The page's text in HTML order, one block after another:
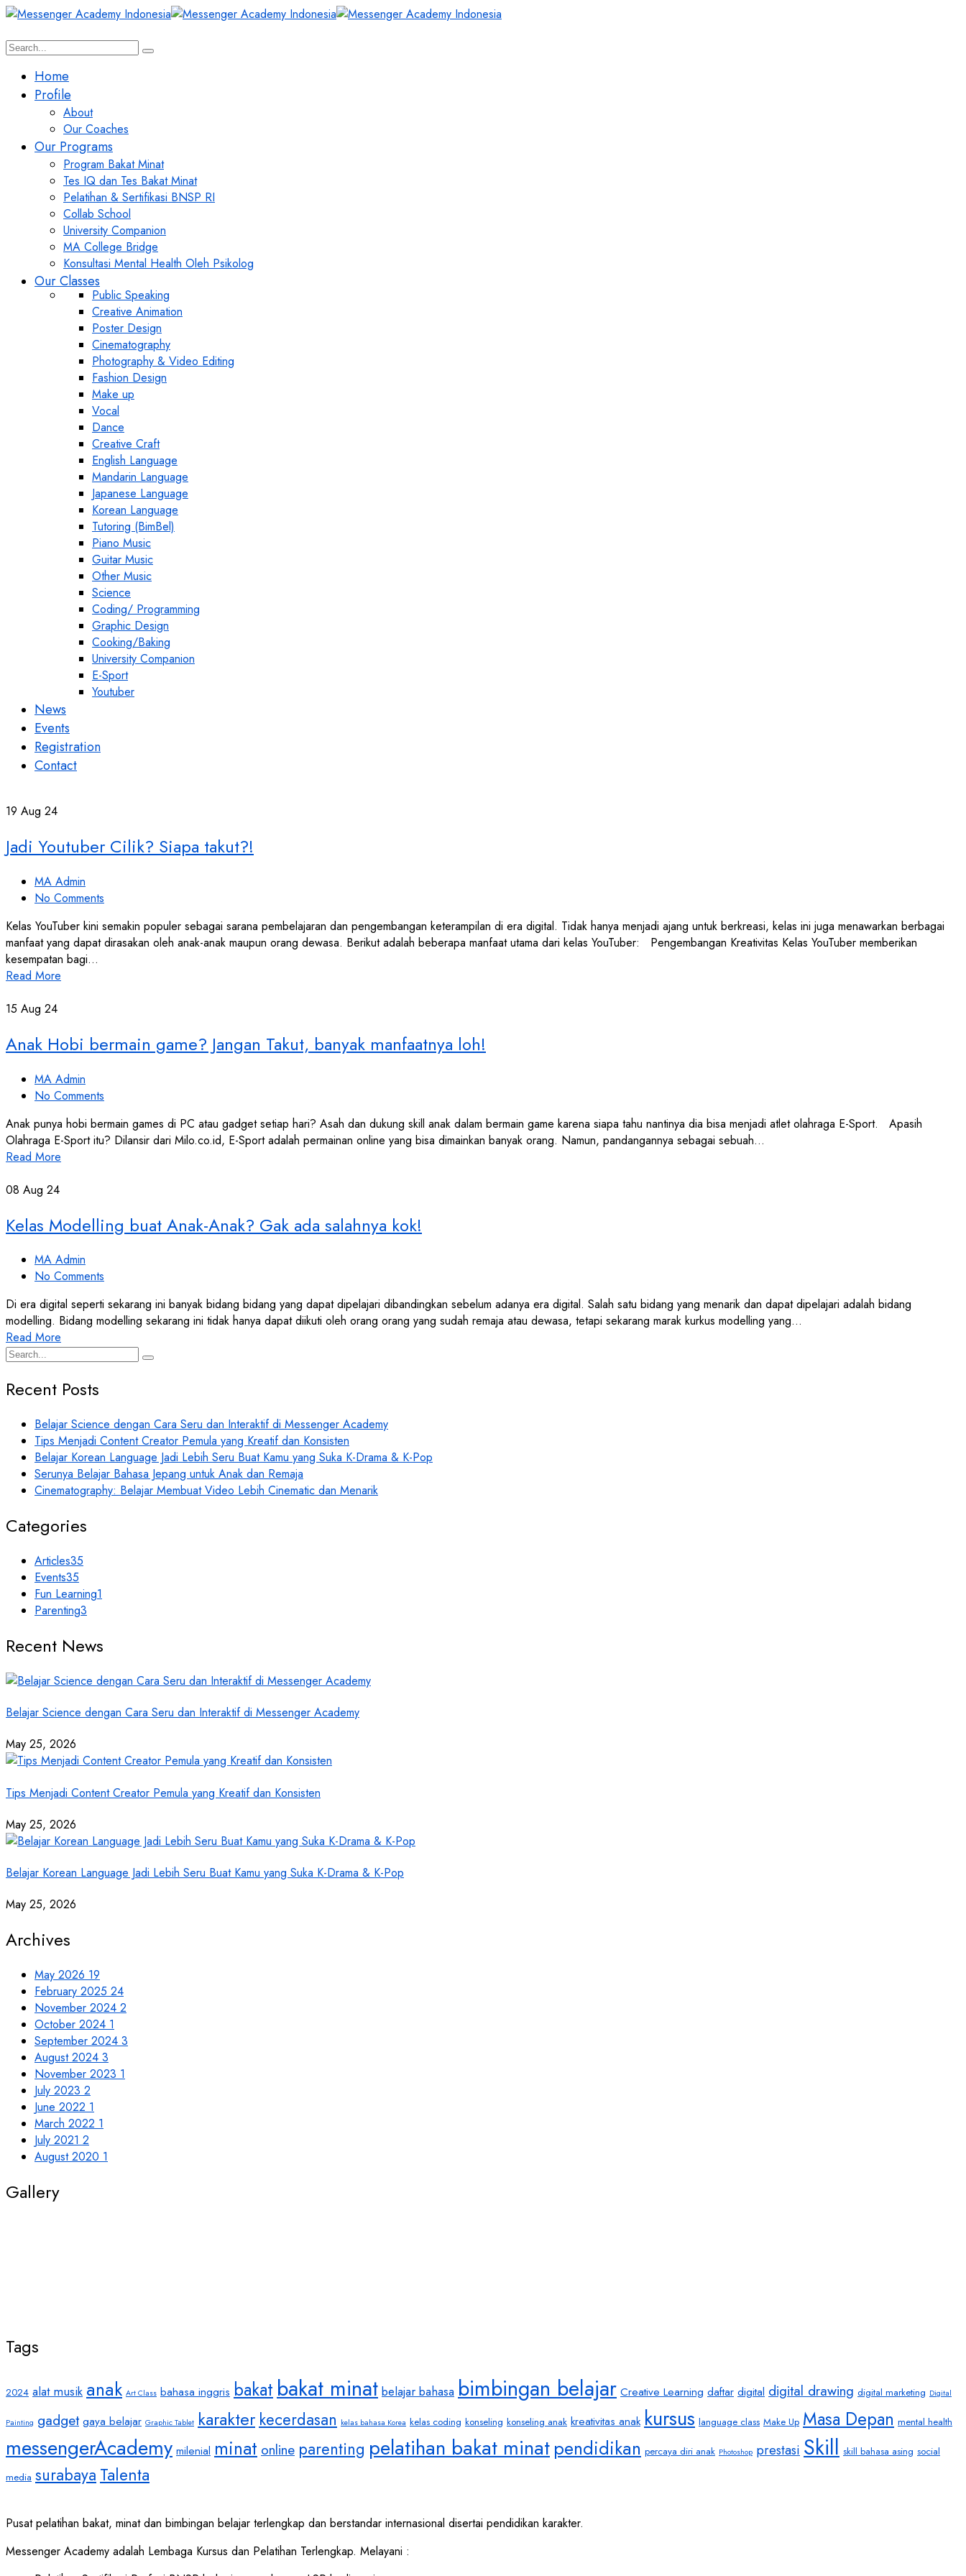
Home
Profile
About
Our Coaches
Our Programs
Program Bakat Minat
Tes IQ dan Tes Bakat Minat
Pelatihan & Sertifikasi BNSP RI
Collab School
University Companion
MA College Bridge
Konsultasi Mental Health Oleh Psikolog
Our Classes
Public Speaking
Creative Animation
Poster Design
Cinematography
Photography & Video Editing
Fashion Design
Make up
Vocal
Dance
Creative Craft
English Language
Mandarin Language
Japanese Language
Korean Language
Tutoring (BimBel)
Piano Music
Guitar Music
Other Music
Science
Coding/ Programming
Graphic Design
Cooking/Baking
University Companion
E-Sport
Youtuber
News
Events
Registration
Contact
19 Aug 24
Jadi Youtuber Cilik? Siapa takut?!
MA Admin
No Comments
Kelas YouTuber kini semakin populer sebagai sarana pembelajaran dan pengembangan keterampilan di era digital. Tidak hanya menjadi ajang untuk berkreasi, kelas ini juga menawarkan berbagai
manfaat yang dapat dirasakan oleh anak-anak maupun orang dewasa. Berikut adalah beberapa manfaat utama dari kelas YouTuber: Pengembangan Kreativitas Kelas YouTuber memberikan
kesempatan bagi…
Read More
15 Aug 24
Anak Hobi bermain game? Jangan Takut, banyak manfaatnya loh!
MA Admin
No Comments
Anak punya hobi bermain games di PC atau gadget setiap hari? Asah dan dukung skill anak dalam bermain game karena siapa tahu nantinya dia bisa menjadi atlet olahraga E-Sport. Apasih
Olahraga E-Sport itu? Dilansir dari Milo.co.id, E-Sport adalah permainan online yang bisa dimainkan banyak orang. Namun, pandangannya sebagai sebuah…
Read More
08 Aug 24
Kelas Modelling buat Anak-Anak? Gak ada salahnya kok!
MA Admin
No Comments
Di era digital seperti sekarang ini banyak bidang bidang yang dapat dipelajari dibandingkan sebelum adanya era digital. Salah satu bidang yang menarik dan dapat dipelajari adalah bidang
modelling. Bidang modelling sekarang ini tidak hanya dapat diikuti oleh orang orang yang sudah remaja atau dewasa, tetapi sekarang marak kurkus modelling yang…
Read More
Recent Posts
Belajar Science dengan Cara Seru dan Interaktif di Messenger Academy
Tips Menjadi Content Creator Pemula yang Kreatif dan Konsisten
Belajar Korean Language Jadi Lebih Seru Buat Kamu yang Suka K-Drama & K-Pop
Serunya Belajar Bahasa Jepang untuk Anak dan Remaja
Cinematography: Belajar Membuat Video Lebih Cinematic dan Menarik
Categories
Articles35
Events35
Fun Learning1
Parenting3
Recent News
Belajar Science dengan Cara Seru dan Interaktif di Messenger Academy
May 25, 2026
Tips Menjadi Content Creator Pemula yang Kreatif dan Konsisten
May 25, 2026
Belajar Korean Language Jadi Lebih Seru Buat Kamu yang Suka K-Drama & K-Pop
May 25, 2026
Archives
May 2026 19
February 2025 24
November 2024 2
October 2024 1
September 2024 3
August 2024 3
November 2023 1
July 2023 2
June 2022 1
March 2022 1
July 2021 2
August 2020 1
Gallery
Tags
2024 alat musik anak Art Class bahasa inggris bakat bakat minat belajar bahasa bimbingan belajar Creative Learning daftar digital digital drawing digital marketing Digital
Painting gadget gaya belajar Graphic Tablet karakter kecerdasan kelas bahasa Korea kelas coding konseling konseling anak kreativitas anak kursus language class Make Up Masa Depan mental health
messengerAcademy milenial minat online parenting pelatihan bakat minatpendidikan percaya diri anak Photoshop prestasi Skill skill bahasa asing social
media surabaya Talenta
Pusat pelatihan bakat, minat dan bimbingan belajar terlengkap dan berstandar internasional disertai pendidikan karakter.
Messenger Academy adalah Lembaga Kursus dan Pelatihan Terlengkap. Melayani :